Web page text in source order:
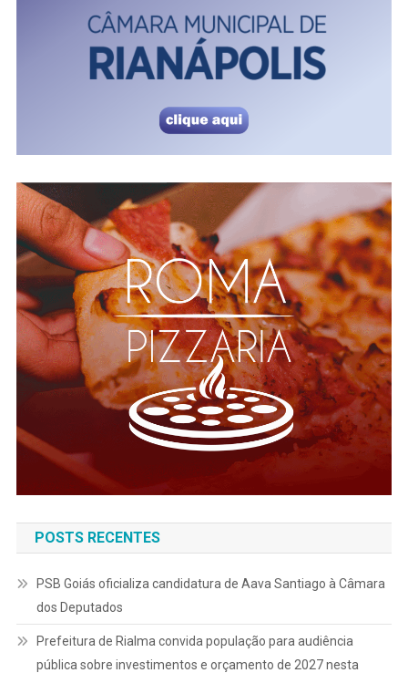
POSTS RECENTES
PSB Goiás oficializa candidatura de Aava Santiago à Câmara
dos Deputados
Prefeitura de Rialma convida população para audiência
pública sobre investimentos e orçamento de 2027 nesta